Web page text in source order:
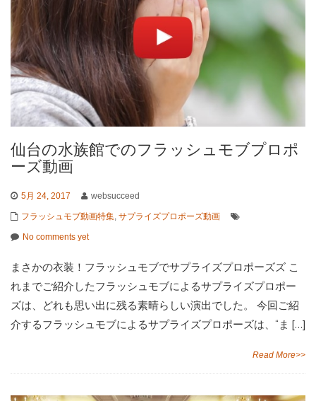
仙台の水族館でのフラッシュモブプロポ
ーズ動画
5月 24, 2017 websucceed
フラッシュモブ動画特集 サプライズプロポーズ動画
No comments yet
まさかの衣装！フラッシュモブでサプライズプロポーズズ こ
れまでご紹介したフラッシュモブによるサプライズプロポー
ズは、どれも思い出に残る素晴らしい演出でした。 今回ご紹
介するフラッシュモブによるサプライズプロポーズは、“ま […]
Read More>>